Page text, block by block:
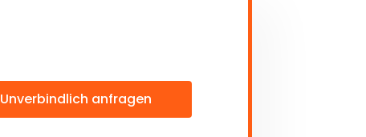
Unverbindlich anfragen